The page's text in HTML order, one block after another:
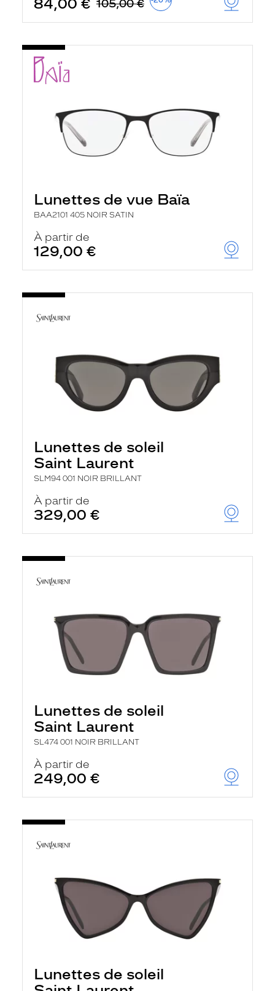
84,00 € 105,00 €
Lunettes de vue Baïa
BAA2101 405 NOIR SATIN
À partir de
129,00 €
Lunettes de soleil
Saint Laurent
SLM94 001 NOIR BRILLANT
À partir de
329,00 €
Lunettes de soleil
Saint Laurent
SL474 001 NOIR BRILLANT
À partir de
249,00 €
Lunettes de soleil